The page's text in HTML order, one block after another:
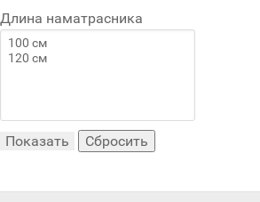
Длина наматрасника